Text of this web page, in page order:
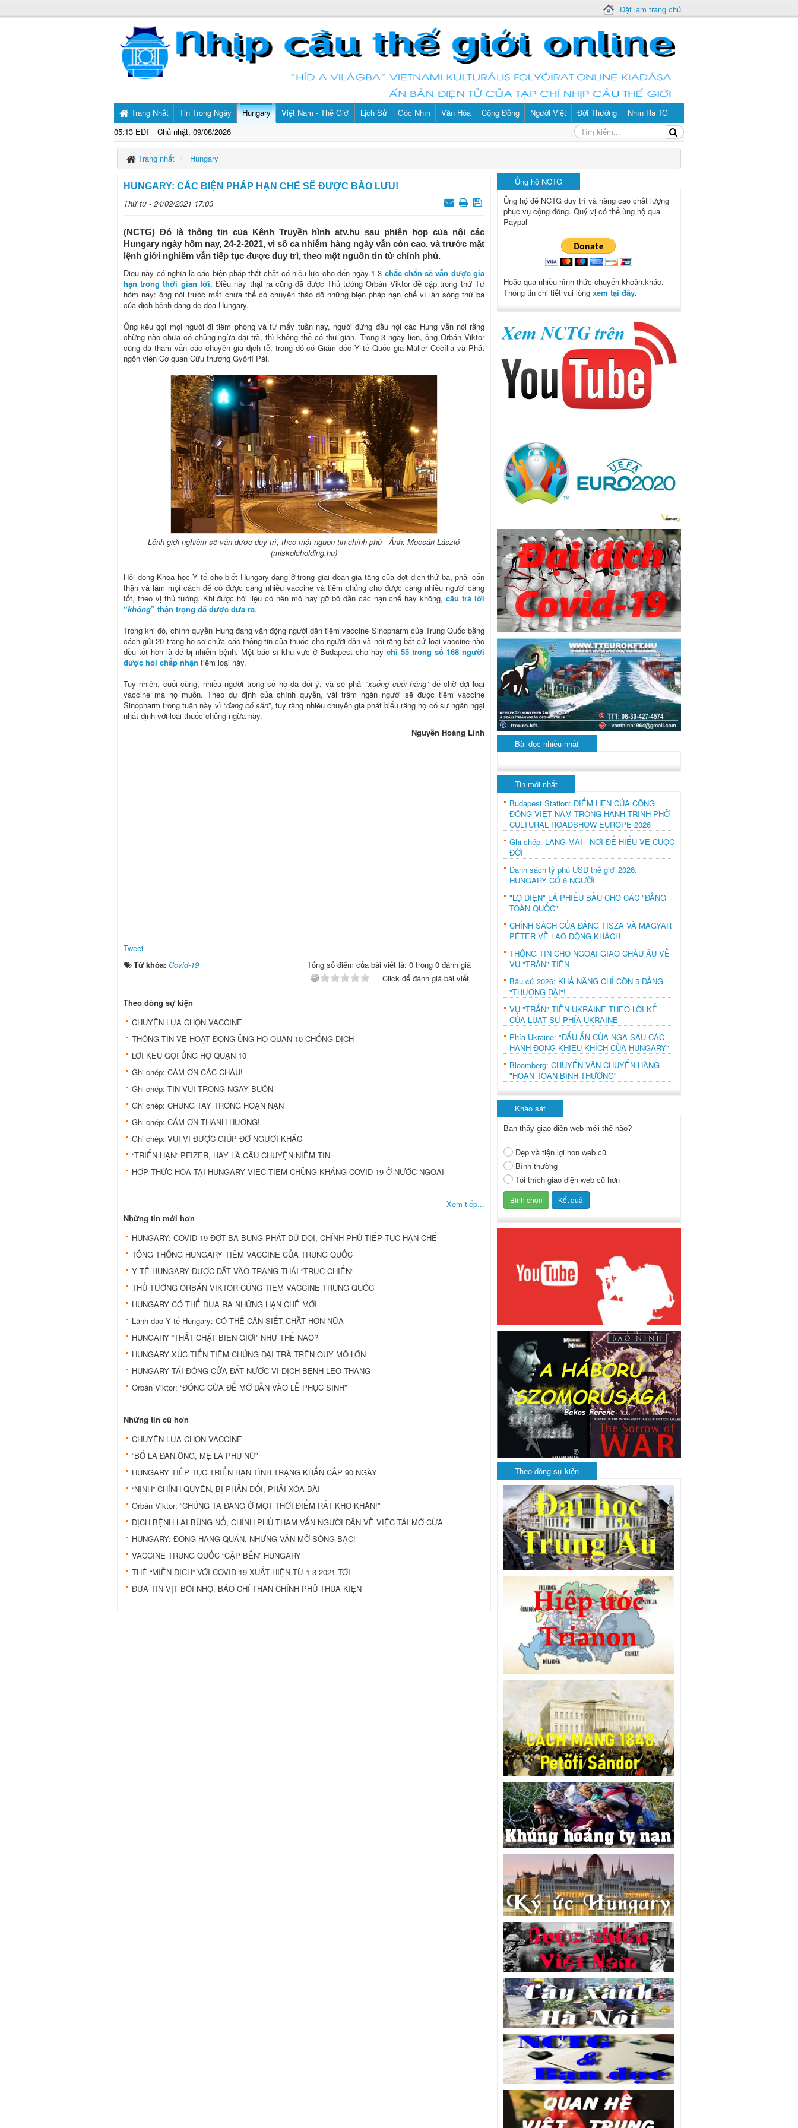
Đặt làm trang chủ
Trang Nhất
05:13 EDT Chủ nhật, 09/08/2026
Tin Trong Ngày Hungary Việt Nam - Thế Giới Lịch Sử Góc Nhìn Văn Hóa Cộng Đồng Người Việt Đời Thường Nhìn Ra TG
Trang nhất Hungary
HUNGARY: CÁC BIỆN PHÁP HẠN CHẾ SẼ ĐƯỢC BẢO LƯU!
Thứ tư - 24/02/2021 17:03
(NCTG) Đó là thông tin của Kênh Truyền hình atv.hu sau phiên họp của nội các
Hungary ngày hôm nay, 24-2-2021, vì số ca nhiễm hàng ngày vẫn còn cao, và trước mặt
lệnh giới nghiêm vẫn tiếp tục được duy trì, theo một nguồn tin từ chính phủ.
Điều này có nghĩa là các biện pháp thắt chặt có hiệu lực cho đến ngày 1-3 chắc chắn sẽ vẫn được gia
hạn trong thời gian tới. Điều này thật ra cũng đã được Thủ tướng Orbán Viktor đề cập trong thứ Tư
hôm nay: ông nói trước mắt chưa thể có chuyện tháo dỡ những biện pháp hạn chế vì làn sóng thứ ba
của dịch bệnh đang đe dọa Hungary.
Ông kêu gọi mọi người đi tiêm phòng và từ mấy tuần nay, người đứng đầu nội các Hung vẫn nói rằng
chừng nào chưa có chủng ngừa đại trà, thì không thể có thư giãn. Trong 3 ngày liền, ông Orbán Viktor
cũng đã tham vấn các chuyên gia dịch tễ, trong đó có Giám đốc Y tế Quốc gia Müller Cecília và Phát
ngôn viên Cơ quan Cứu thương Győrfi Pál.
Lệnh giới nghiêm sẽ vẫn được duy trì, theo một nguồn tin chính phủ - Ảnh: Mocsári László
(miskolcholding.hu)
Hội đồng Khoa học Y tế cho biết Hungary đang ở trong giai đoạn gia tăng của đợt dịch thứ ba, phải cẩn
thận và làm mọi cách để có được càng nhiều vaccine và tiêm chủng cho được càng nhiều người càng
tốt, theo vị thủ tướng. Khi được hỏi liệu có nên mở hay gỡ bỏ dần các hạn chế hay không,câu trả lời
“không” thận trọng đã được đưa ra.
Trong khi đó, chính quyền Hung đang vận động người dân tiêm vaccine Sinopharm của Trung Quốc bằng
cách gửi 20 trang hồ sơ chứa các thông tin của thuốc cho người dân và nói rằng bất cứ loại vaccine nào
đều tốt hơn là để bị nhiễm bệnh. Một bác sĩ khu vực ở Budapest cho haychỉ 55 trong số 168 người
được hỏi chấp nhận tiêm loại này.
Tuy nhiên, cuối cùng, nhiều người trong số họ đã đổi ý, và sẽ phải “xuống cuối hàng” để chờ đợi loại
vaccine mà họ muốn. Theo dự định của chính quyền, vài trăm ngàn người sẽ được tiêm vaccine
Sinopharm trong tuần này vì “đang có sẵn”, tuy rằng nhiều chuyên gia phát biểu rằng họ có sự ngần ngại
nhất định với loại thuốc chủng ngừa này.
Nguyễn Hoàng Linh
Tweet
Từ khóa: Covid-19
Tổng số điểm của bài viết là: 0 trong 0 đánh giá
Click để đánh giá bài viết
Theo dòng sự kiện
CHUYỆN LỰA CHỌN VACCINE
THÔNG TIN VỀ HOẠT ĐỘNG ỦNG HỘ QUẬN 10 CHỐNG DỊCH
LỜI KÊU GỌI ỦNG HỘ QUẬN 10
Ghi chép: CÁM ƠN CÁC CHÁU!
Ghi chép: TIN VUI TRONG NGÀY BUỒN
Ghi chép: CHUNG TAY TRONG HOẠN NẠN
Ghi chép: CÁM ƠN THANH HƯƠNG!
Ghi chép: VUI VÌ ĐƯỢC GIÚP ĐỠ NGƯỜI KHÁC
“TRIỂN HẠN” PFIZER, HAY LÀ CÂU CHUYỆN NIỀM TIN
HỢP THỨC HÓA TẠI HUNGARY VIỆC TIÊM CHỦNG KHÁNG COVID-19 Ở NƯỚC NGOÀI
Xem tiếp...
Những tin mới hơn
HUNGARY: COVID-19 ĐỢT BA BÙNG PHÁT DỮ DỘI, CHÍNH PHỦ TIẾP TỤC HẠN CHẾ
TỔNG THỐNG HUNGARY TIÊM VACCINE CỦA TRUNG QUỐC
Y TẾ HUNGARY ĐƯỢC ĐẶT VÀO TRẠNG THÁI “TRỰC CHIẾN”
THỦ TƯỚNG ORBÁN VIKTOR CŨNG TIÊM VACCINE TRUNG QUỐC
HUNGARY CÓ THỂ ĐƯA RA NHỮNG HẠN CHẾ MỚI
Lãnh đạo Y tế Hungary: CÓ THỂ CẦN SIẾT CHẶT HƠN NỮA
HUNGARY “THẮT CHẶT BIÊN GIỚI” NHƯ THẾ NÀO?
HUNGARY XÚC TIẾN TIÊM CHỦNG ĐẠI TRÀ TRÊN QUY MÔ LỚN
HUNGARY TÁI ĐÓNG CỬA ĐẤT NƯỚC VÌ DỊCH BỆNH LEO THANG
Orbán Viktor: “ĐÓNG CỬA ĐỂ MỞ DẦN VÀO LỄ PHỤC SINH”
Những tin cũ hơn
CHUYỆN LỰA CHỌN VACCINE
“BỐ LÀ ĐÀN ÔNG, MẸ LÀ PHỤ NỮ”
HUNGARY TIẾP TỤC TRIỂN HẠN TÌNH TRẠNG KHẨN CẤP 90 NGÀY
“NỊNH” CHÍNH QUYỀN, BỊ PHẢN ĐỐI, PHẢI XÓA BÀI
Orbán Viktor: “CHÚNG TA ĐANG Ở MỘT THỜI ĐIỂM RẤT KHÓ KHĂN!”
DỊCH BỆNH LẠI BÙNG NỔ, CHÍNH PHỦ THAM VẤN NGƯỜI DÂN VỀ VIỆC TÁI MỞ CỬA
HUNGARY: ĐÓNG HÀNG QUÁN, NHƯNG VẪN MỞ SÒNG BẠC!
VACCINE TRUNG QUỐC “CẬP BẾN” HUNGARY
THẺ “MIỄN DỊCH” VỚI COVID-19 XUẤT HIỆN TỪ 1-3-2021 TỚI
ĐƯA TIN VỊT BÔI NHỌ, BÁO CHÍ THÂN CHÍNH PHỦ THUA KIỆN
Ủng hộ NCTG
Ủng hộ để NCTG duy trì và nâng cao chất lượng
phục vụ cộng đồng. Quý vị có thể ủng hộ qua
Paypal
Hoặc qua nhiều hình thức chuyển khoản.khác.
Thông tin chi tiết vui lòng xem tại đây.
Bài đọc nhiều nhất
Tin mới nhất
Budapest Station: ĐIỂM HẸN CỦA CỘNG
ĐỒNG VIỆT NAM TRONG HÀNH TRÌNH PHỞ
CULTURAL ROADSHOW EUROPE 2026
Ghi chép: LÀNG MAI - NƠI ĐỂ HIỂU VỀ CUỘC
ĐỜI
Danh sách tỷ phú USD thế giới 2026:
HUNGARY CÓ 6 NGƯỜI
"LỘ DIỆN" LÁ PHIẾU BẦU CHO CÁC "ĐẢNG
TOÀN QUỐC"
CHÍNH SÁCH CỦA ĐẢNG TISZA VÀ MAGYAR
PÉTER VỀ LAO ĐỘNG KHÁCH
THÔNG TIN CHO NGOẠI GIAO CHÂU ÂU VỀ
VỤ "TRẤN" TIỀN
Bầu cử 2026: KHẢ NĂNG CHỈ CÒN 5 ĐẢNG
"THƯỢNG ĐÀI"!
VỤ "TRẤN" TIỀN UKRAINE THEO LỜI KỂ
CỦA LUẬT SƯ PHÍA UKRAINE
Phía Ukraine: "DẤU ẤN CỦA NGA SAU CÁC
HÀNH ĐỘNG KHIÊU KHÍCH CỦA HUNGARY"
Bloomberg: CHUYẾN VẬN CHUYỂN HÀNG
"HOÀN TOÀN BÌNH THƯỜNG"
Khảo sát
Bạn thấy giao diện web mới thế nào?
Đẹp và tiện lợi hơn web cũ
Bình thường
Tôi thích giao diện web cũ hơn
Theo dòng sự kiện